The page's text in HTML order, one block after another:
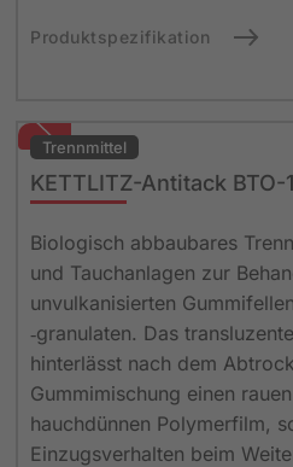
Produktspezifikation
Trennmittel
KETTLITZ-Antitack BTO-
Biologisch abbaubares
und Tauchanlagen zur
unvulkanisierten
‑granulaten. Das
hinterlässt nach dem
Gummimischung einen
hauchdünnen Polymerfilm,
Einzugsverhalten beim